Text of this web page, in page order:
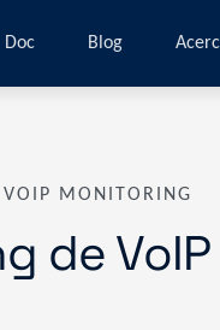
Doc Blog
VOIP MONITORING
de VoIP